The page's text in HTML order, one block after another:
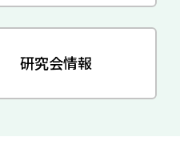
研究会情報